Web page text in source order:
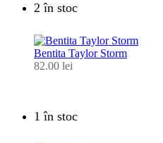
2 în stoc
Bentita Taylor Storm
82.00 lei
1 în stoc